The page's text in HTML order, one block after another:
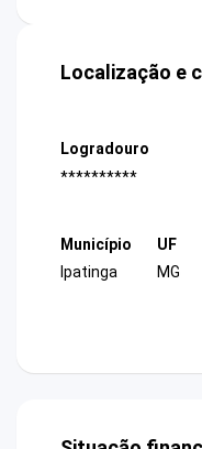
Localização e
Logradouro
**********
Município
Ipatinga
UF
MG